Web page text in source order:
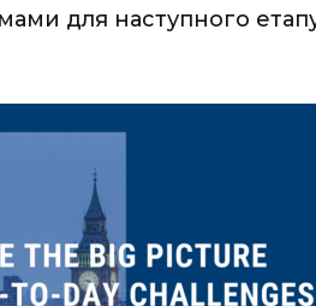
для наступного